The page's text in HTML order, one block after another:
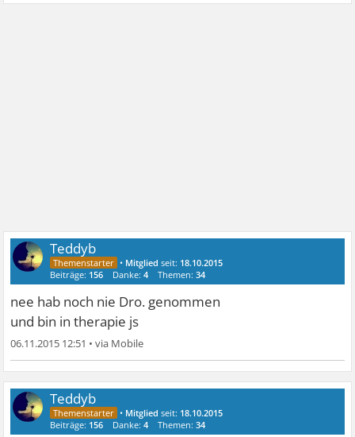
Teddyb
• Mitglied seit: 18.10.2015
Beiträge: 156 Danke:4 Themen:34
nee hab noch nie Dro. genommen
und bin in therapie js
06.11.2015 12:51 •
Teddyb
• Mitglied seit: 18.10.2015
Beiträge: 156 Danke:4 Themen:34